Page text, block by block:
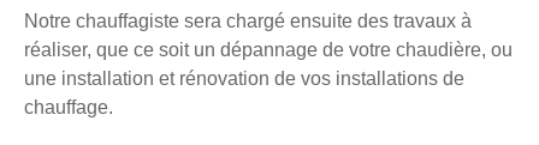
Notre chauffagiste sera chargé ensuite des travaux à
réaliser, que ce soit un dépannage de votre chaudière, ou
une installation et rénovation de vos installations de
chauffage.